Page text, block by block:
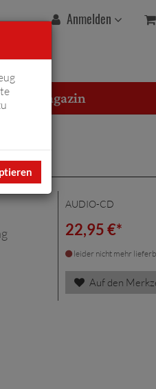
Anmelden
Magazin
AUDIO-CD
22,95 €*
leider nicht mehr
Auf den